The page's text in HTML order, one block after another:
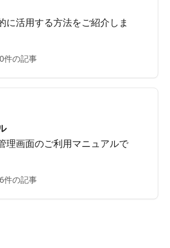
に活用する方法をご紹介しま
件の記事
理画面のご利用マニュアルで
件の記事